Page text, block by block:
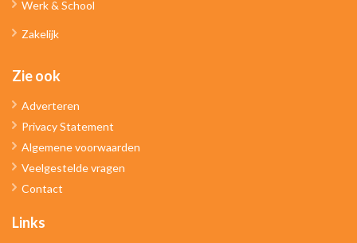
Werk & School
Zakelijk
Zie ook
Adverteren
Privacy Statement
Algemene voorwaarden
Veelgestelde vragen
Contact
Links